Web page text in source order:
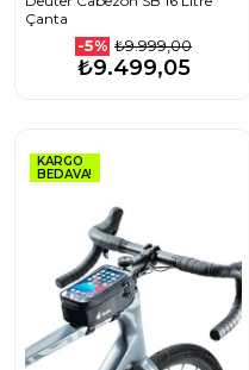
Çanta
-5% ₺9.999,00
₺9.499,05
KARGO
BEDAVA!